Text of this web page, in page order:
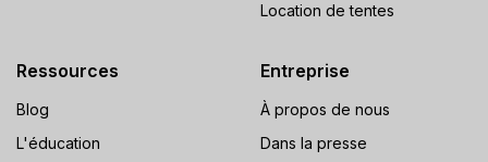
Location de tentes
Ressources
Blog
L'éducation
Entreprise
À propos de nous
Dans la presse